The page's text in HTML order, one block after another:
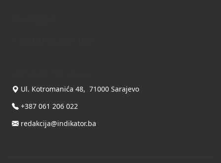
Ul. Kotromanića 48, 71000 Sarajevo
+387 061 206 022
redakcija@indikator.ba